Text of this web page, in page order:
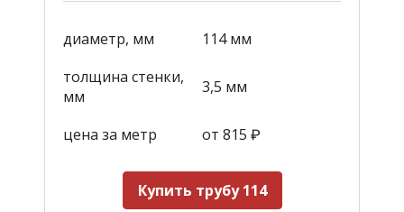
диаметр, мм
114 мм
толщина стенки,
мм
3,5 мм
цена за метр от 815 ₽
Купить трубу 114